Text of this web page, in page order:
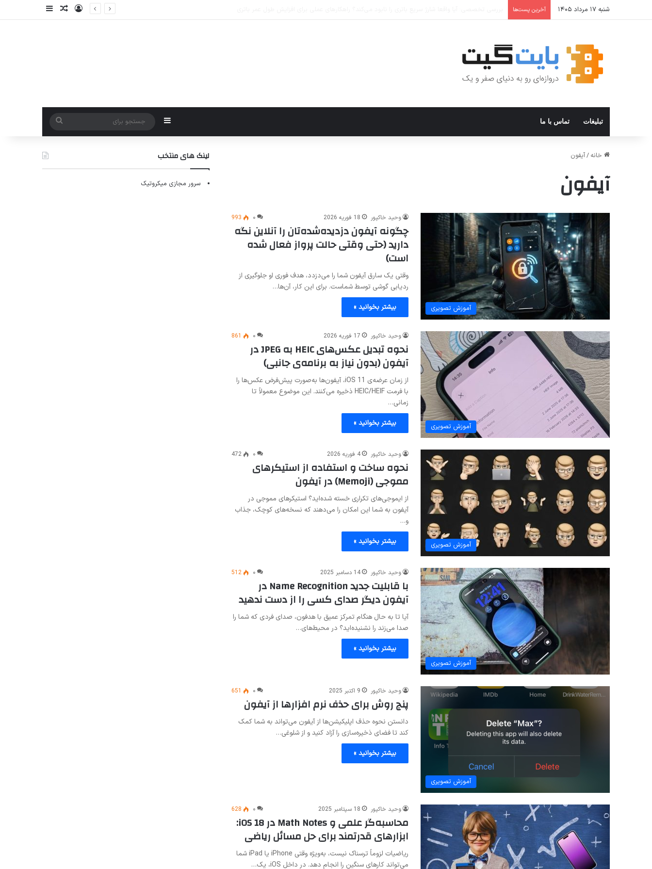
شنبه ۱۷ مرداد ۱۴۰۵ آخرین پست‌ها ورودنوشته تصادفی
سایدبار
تبلیغات تماس با ما سایدبار
جستجو
برای
خانه /آیفون
آیفون
آموزش تصویری
وحید خاکپور 18 فوریه 2026 ۰ 993
چگونه آیفون دزدیده‌شده‌تان را آنلاین نگه
دارید (حتی وقتی حالت پرواز فعال شده
است)
وقتی یک سارق آیفون شما را می‌دزدد، هدف فوری او جلوگیری از
ردیابی گوشی توسط شماست. برای این کار، آن‌ها…
بیشتر بخوانید »
آموزش تصویری
وحید خاکپور 17 فوریه 2026 ۰ 861
نحوه تبدیل عکس‌های HEIC به JPEG در
آیفون (بدون نیاز به برنامه‌ی جانبی)
از زمان عرضه‌ی iOS 11، آیفون‌ها به‌صورت پیش‌فرض عکس‌ها را
با فرمت HEIC/HEIF ذخیره می‌کنند. این موضوع معمولاً تا
زمانی…
بیشتر بخوانید »
آموزش تصویری
وحید خاکپور 4 فوریه 2026 ۰ 472
نحوه ساخت و استفاده از استیکرهای
مموجی (Memoji) در آیفون
از ایموجی‌های تکراری خسته شده‌اید؟ استیکرهای مموجی در
آیفون به شما این امکان را می‌دهند که نسخه‌های کوچک، جذاب
و…
بیشتر بخوانید »
آموزش تصویری
وحید خاکپور 14 دسامبر 2025 ۰ 512
با قابلیت جدید Name Recognition در
آیفون دیگر صدای کسی را از دست ندهید
آیا تا به حال هنگام تمرکز عمیق با هدفون، صدای فردی که شما را
صدا می‌زند را نشنیده‌اید؟ در محیط‌های…
بیشتر بخوانید »
آموزش تصویری
وحید خاکپور 9 اکتبر 2025 ۰ 651
پنج روش برای حذف نرم افزارها از آیفون
دانستن نحوه حذف اپلیکیشن‌ها از آیفون می‌تواند به شما کمک
کند تا فضای ذخیره‌سازی را آزاد کنید و از شلوغی…
بیشتر بخوانید »
وحید خاکپور 18 سپتامبر 2025 ۰ 628
محاسبه‌گر علمی و Math Notes در iOS 18:
ابزارهای قدرتمند برای حل مسائل ریاضی
ریاضیات لزوماً ترسناک نیست، به‌ویژه وقتی iPhone یا iPad شما
می‌تواند کارهای سنگین را انجام دهد. در داخل iOS، یک…
لینک های منتخب
سرور مجازی میکروتیک